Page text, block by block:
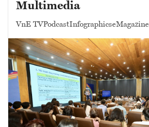
Multimedia
VnE TVPodcastInfographicseMagazine